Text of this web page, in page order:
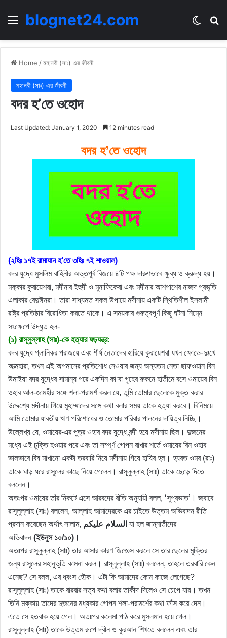
Menublognet24.com
Home /মহানবী (সাঃ) এর জীবনী
মহানবী (সাঃ) এর জীবনী
বদর হ’তে ওহোদ
Last Updated: January 1, 2020 12 minutes read
বদর হ’তে ওহোদ
(২হিঃ ১৭ই রামাযান হ’তে ৩হিঃ ৭ই শাওয়াল)
বদর যুদ্ধে মুসলিম বাহিনীর অভূতপূর্ব বিজয়ে ৪টি পক্ষ দারুণভাবে ক্ষুব্ধ ও ক্রুদ্ধ হয়।
মক্কার কুরায়েশরা, মদীনার ইহুদী ও মুনাফিকেরা এবং মদীনার আশপাশের নাজদ প্রভৃতি
এলাকার বেদুঈনরা। তারা সাধ্যমত সকল উপায়ে মদীনায় একটি স্থিতিশীল ইসলামী
রাষ্ট্র প্রতিষ্ঠার বিরোধিতা করতে থাকে। এ সময়কার গুরুত্বপূর্ণ কিছু ঘটনা নিম্নে
সংক্ষেপে উদ্ধৃত হল-
(১) রাসূলুল্লাহ (সাঃ)-কে হত্যার ষড়যন্ত্র:
বদর যুদ্ধে গ্লানিকর পরাজয়ে এবং শীর্ষ নেতাদের হারিয়ে কুরায়েশরা যখন ক্ষোভে-দুঃখে
আত্মহারা, তখন এই অপমানের প্রতিশোধ নেওয়ার জন্য অন্যতম নেতা ছাফওয়ান বিন
উমাইয়া বদর যুদ্ধের সামান্য পরে একদিন কা‘বা গৃহের রুকনে হাতীমে বসে ওমায়ের বিন
ওহাব আল-জামহীর সঙ্গে শলা-পরামর্শ করল যে, তুমি তোমার ছেলেকে মুক্ত করার
উদ্দেশ্যে মদীনায় গিয়ে মুহাম্মাদের সঙ্গে কথা বলার সময় তাকে হত্যা করবে। বিনিময়ে
আমি তোমার যাবতীয় ঋণ পরিশোধের ও তোমার পরিবার পালনের দায়িত্ব নিচ্ছি।
উল্লেখ্য যে, ওমায়ের-এর পুত্র ওহাব বদর যুদ্ধে বন্দী হয়ে মদীনায় ছিল। দুজনের
মধ্যে এই চুক্তি হওয়ার পরে এবং তা সম্পূর্ণ গোপন রাখার শর্তে ওমায়ের বিন ওহাব
ভালভাবে বিষ মাখানো একটা তরবারি নিয়ে মদীনায় গিয়ে হাযির হল। হযরত ওমর (রাঃ)
তাকে ঘাড় ধরে রাসূলের কাছে নিয়ে গেলেন। রাসূলুল্লাহ (সাঃ) তাকে ছেড়ে দিতে
বললেন।
অতঃপর ওমায়ের তাঁর নিকটে এসে আরবদের রীতি অনুযায়ী বলল, ‘সুপ্রভাত’। জবাবে
রাসূলুল্লাহ (সাঃ) বললেন, আল্লাহ আমাদেরকে এর চাইতে উত্তম অভিবাদন রীতি
প্রদান করেছেন অর্থাৎ সালাম, السلام عليكم যা হল জান্নাতীদের
অভিবাদন (ইউনুস ১০/১০)।
অতঃপর রাসূলুল্লাহ (সাঃ) তার আসার কারণ জিজ্ঞেস করলে সে তার ছেলের মুক্তির
জন্য রাসূলের সহানুভূতি কামনা করল। রাসূলুল্লাহ (সাঃ) বললেন, তাহলে তরবারি কেন
এনেছ? সে বলল, এর ধ্বংস হৌক। এটা কি আমাদের কোন কাজে লেগেছে?
রাসূলুল্লাহ (সাঃ) তাকে বারবার সত্য কথা বলার তাকীদ দিলেও সে চেপে যায়। তখন
তিনি মক্কায় তাদের দুজনের মধ্যকার গোপন শলা-পরামর্শের কথা ফাঁস করে দেন।
এতে সে হতবাক হয়ে গেল। অতঃপর কলেমা পাঠ করে মুসলমান হয়ে গেল।
রাসূলুল্লাহ (সাঃ) তাকে উত্তম রূপে দ্বীন ও কুরআন শিখতে বললেন এবং তার